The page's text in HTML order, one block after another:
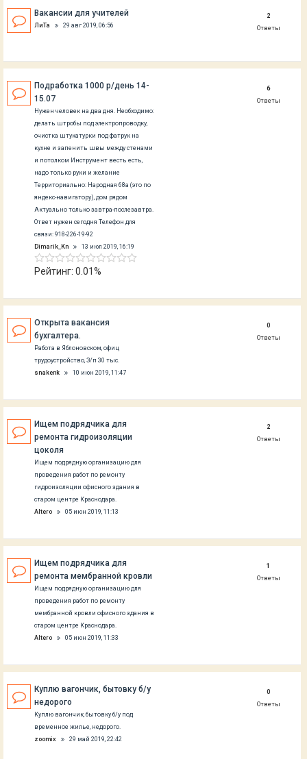
Вакансии для учителей
ЛиТа 29 авг 2019, 06:56
2
Ответы
Подработка 1000 р/день 14-
15.07
Нужен человек на два дня. Необходимо:
делать штробы под электропроводку,
очистка штукатурки под фатрук на
кухне и запенить швы между стенами
и потолком Инструмент весть есть,
надо только руки и желание
Территориально: Народная 68а (это по
яндекс-навигатору), дом рядом
Актуально только завтра-послезавтра.
Ответ нужен сегодня Телефон для
связи: 918-226-19-92
Dimarik_Kn
13 июл 2019, 16:19
Рейтинг: 0.01%
6
Ответы
Открыта вакансия
бухгалтера.
Работа в Яблоновском, офиц
трудоустройство, З/п 30 тыс.
snakenk
10 июн 2019, 11:47
0
Ответы
Ищем подрядчика для
ремонта гидроизоляции
цоколя
Ищем подрядную организацию для
проведения работ по ремонту
гидроизоляции офисного здания в
старом центре Краснодара.
Altero
05 июн 2019, 11:13
2
Ответы
Ищем подрядчика для
ремонта мембранной кровли
Ищем подрядную организацию для
проведения работ по ремонту
мембранной кровли офисного здания в
старом центре Краснодара.
Altero
05 июн 2019, 11:33
1
Ответы
Куплю вагончик, бытовку б/у
недорого
Куплю вагончик, бытовку б/у под
временное жилье, недорого.
zoomix
29 май 2019, 22:42
0
Ответы